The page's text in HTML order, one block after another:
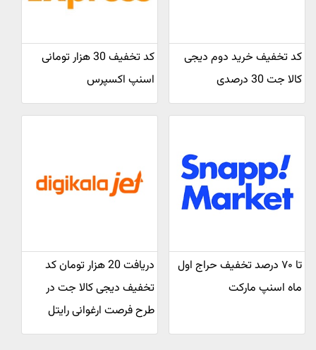
کد تخفیف خرید دوم دیجی
کالا جت 30 درصدی
کد تخفیف 30 هزار تومانی
اسنپ اکسپرس
تا ۷۰ درصد تخفیف حراج اول
ماه اسنپ مارکت
دریافت 20 هزار تومان کد
تخفیف دیجی کالا جت در
طرح فرصت ارغوانی رایتل